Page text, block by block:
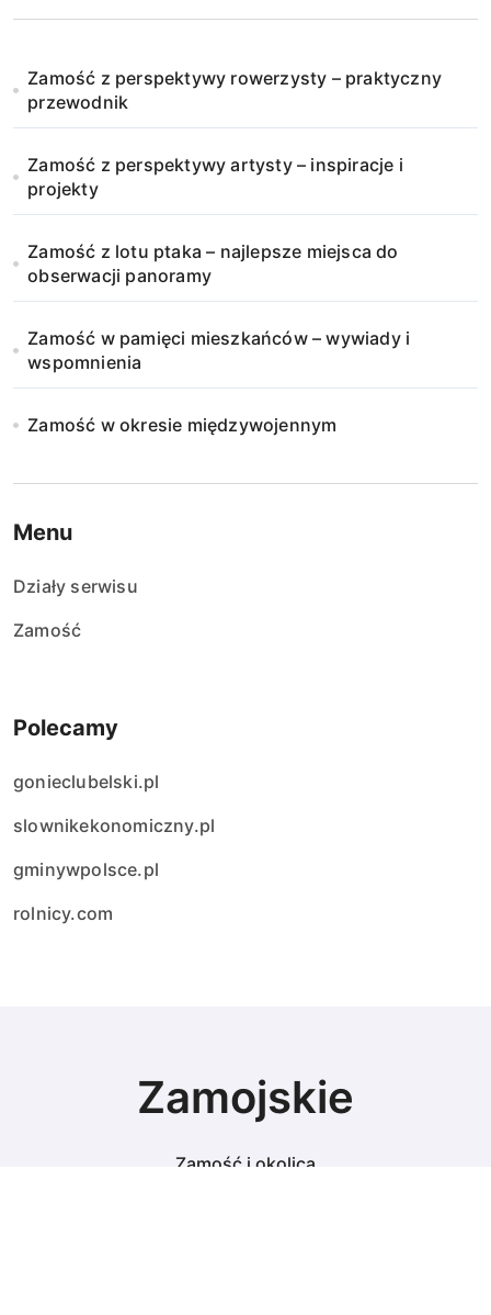
Zamość z perspektywy rowerzysty – praktyczny
przewodnik
Zamość z perspektywy artysty – inspiracje i
projekty
Zamość z lotu ptaka – najlepsze miejsca do
obserwacji panoramy
Zamość w pamięci mieszkańców – wywiady i
wspomnienia
Zamość w okresie międzywojennym
Menu
Działy serwisu
Zamość
Polecamy
gonieclubelski.pl
slownikekonomiczny.pl
gminywpolsce.pl
rolnicy.com
Zamojskie
Zamość i okolica